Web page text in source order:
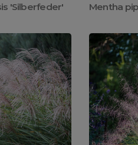
'Silberfeder' Mentha